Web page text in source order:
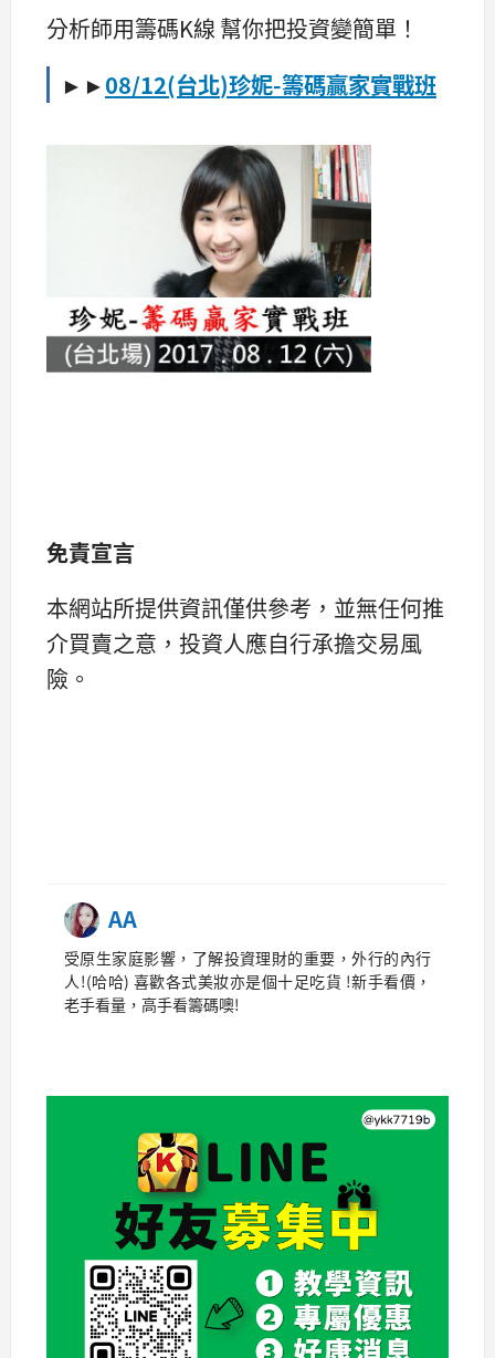
分析師用籌碼K線 幫你把投資變簡單！
►►08/12(台北)珍妮-籌碼贏家實戰班
免責宣言
本網站所提供資訊僅供參考，並無任何推
介買賣之意，投資人應自行承擔交易風
險。
AA
受原生家庭影響，了解投資理財的重要，外行的內行
人!(哈哈) 喜歡各式美妝亦是個十足吃貨 !新手看價，
老手看量，高手看籌碼噢!